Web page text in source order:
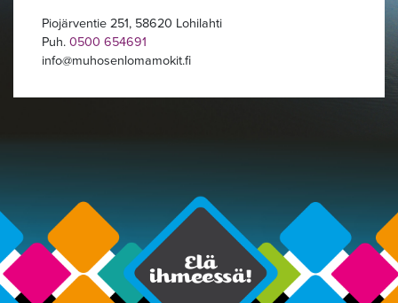
Piojärventie 251, 58620 Lohilahti
Puh.0500 654691
info muhosenlomamokit.fi